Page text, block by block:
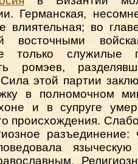
Германская,
влиятельная; во
восточными
только
ромэев,
этой партии
в полномочном
и в супруге
происхождения.
разъединение: